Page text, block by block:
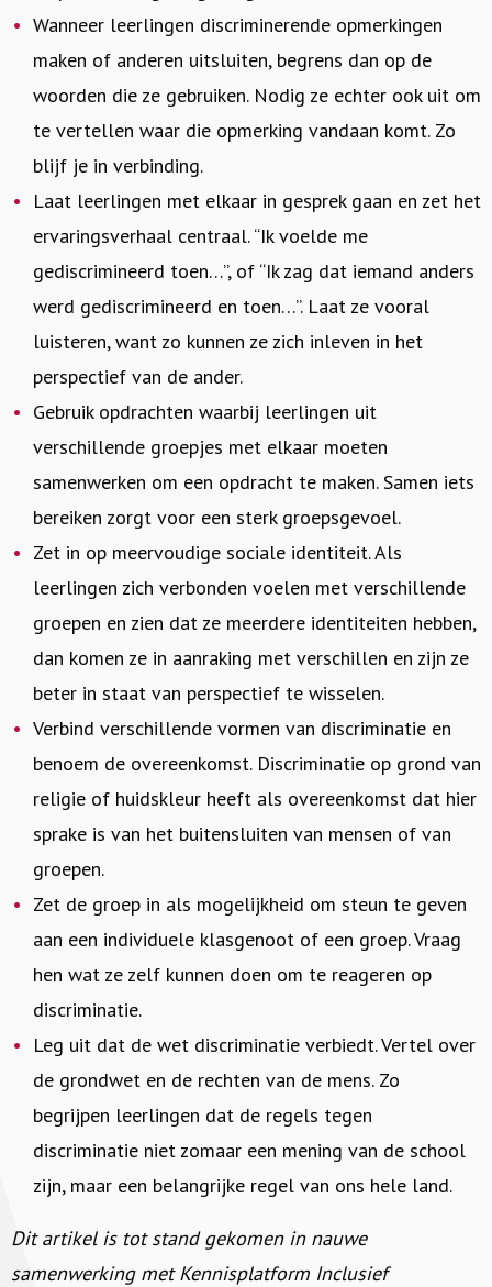
Wanneer leerlingen discriminerende opmerkingen
maken of anderen uitsluiten, begrens dan op de
woorden die ze gebruiken. Nodig ze echter ook uit om
te vertellen waar die opmerking vandaan komt. Zo
blijf je in verbinding.
Laat leerlingen met elkaar in gesprek gaan en zet het
ervaringsverhaal centraal. “Ik voelde me
gediscrimineerd toen…”, of “Ik zag dat iemand anders
werd gediscrimineerd en toen…”. Laat ze vooral
luisteren, want zo kunnen ze zich inleven in het
perspectief van de ander.
Gebruik opdrachten waarbij leerlingen uit
verschillende groepjes met elkaar moeten
samenwerken om een opdracht te maken. Samen iets
bereiken zorgt voor een sterk groepsgevoel.
Zet in op meervoudige sociale identiteit. Als
leerlingen zich verbonden voelen met verschillende
groepen en zien dat ze meerdere identiteiten hebben,
dan komen ze in aanraking met verschillen en zijn ze
beter in staat van perspectief te wisselen.
Verbind verschillende vormen van discriminatie en
benoem de overeenkomst. Discriminatie op grond van
religie of huidskleur heeft als overeenkomst dat hier
sprake is van het buitensluiten van mensen of van
groepen.
Zet de groep in als mogelijkheid om steun te geven
aan een individuele klasgenoot of een groep. Vraag
hen wat ze zelf kunnen doen om te reageren op
discriminatie.
Leg uit dat de wet discriminatie verbiedt. Vertel over
de grondwet en de rechten van de mens. Zo
begrijpen leerlingen dat de regels tegen
discriminatie niet zomaar een mening van de school
zijn, maar een belangrijke regel van ons hele land.
Dit artikel is tot stand gekomen in nauwe
samenwerking met Kennisplatform Inclusief